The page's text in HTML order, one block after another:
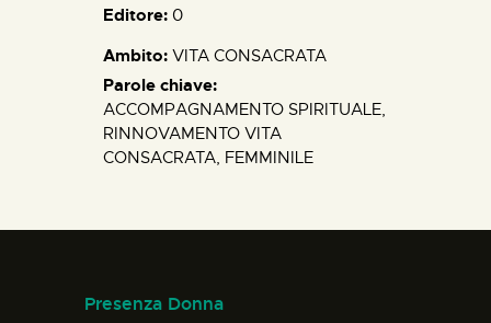
Editore: 0
Ambito: VITA CONSACRATA
Parole chiave:
ACCOMPAGNAMENTO SPIRITUALE,
RINNOVAMENTO VITA
CONSACRATA, FEMMINILE
Presenza Donna